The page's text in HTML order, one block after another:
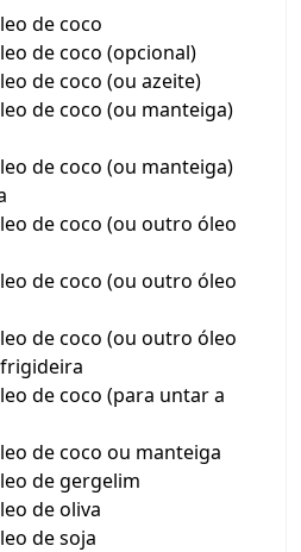
de coco
de coco (opcional)
de coco (ou azeite)
de coco (ou manteiga)
de coco (ou manteiga)
de coco (ou outro óleo
de coco (ou outro óleo
de coco (ou outro óleo
de coco (para untar a
de coco ou manteiga
de gergelim
de oliva
de soja